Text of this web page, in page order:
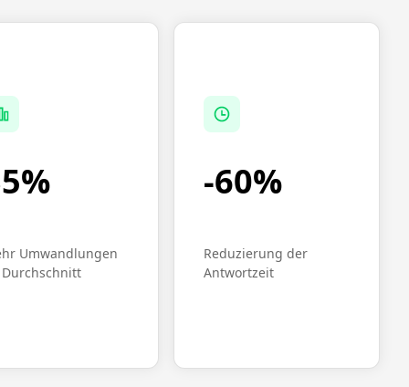
Umwandlungen
-60%
Reduzierung der
Antwortzeit